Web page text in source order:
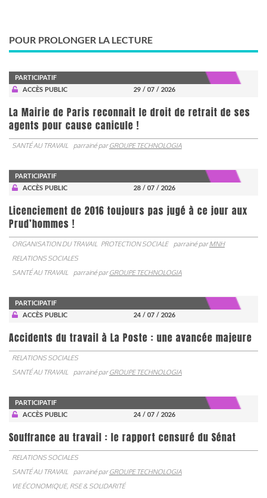
POUR PROLONGER LA LECTURE
PARTICIPATIF
ACCÈS PUBLIC
29 / 07 / 2026
La Mairie de Paris reconnait le droit de retrait de ses
agents pour cause canicule !
SANTÉ AU TRAVAIL parrainé parGROUPE TECHNOLOGIA
PARTICIPATIF
ACCÈS PUBLIC
28 / 07 / 2026
Licenciement de 2016 toujours pas jugé à ce jour aux
Prud’hommes !
ORGANISATION DU TRAVAIL PROTECTION SOCIALE parrainé parMNH
RELATIONS SOCIALES
SANTÉ AU TRAVAIL
parrainé parGROUPE TECHNOLOGIA
PARTICIPATIF
ACCÈS PUBLIC
24 / 07 / 2026
Accidents du travail à La Poste : une avancée majeure
RELATIONS SOCIALES
SANTÉ AU TRAVAIL
parrainé parGROUPE TECHNOLOGIA
PARTICIPATIF
ACCÈS PUBLIC
24 / 07 / 2026
Souffrance au travail : le rapport censuré du Sénat
RELATIONS SOCIALES
SANTÉ AU TRAVAIL
parrainé parGROUPE TECHNOLOGIA
VIE ÉCONOMIQUE, RSE & SOLIDARITÉ